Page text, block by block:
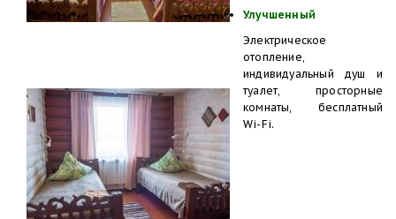
Улучшенный
Электрическое
отопление,
индивидуальный душ и
туалет, просторные
комнаты, бесплатный
Wi-Fi.